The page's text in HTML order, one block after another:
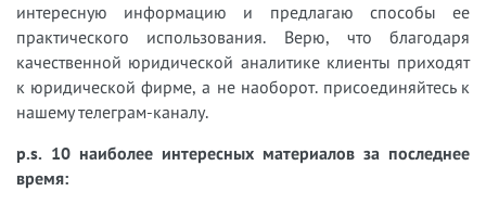
интересную информацию и предлагаю способы ее
практического использования. Верю, что благодаря
качественной юридической аналитике клиенты приходят
к юридической фирме, а не наоборот. присоединяйтесь к
нашему телеграм-каналу.
p.s. 10 наиболее интересных материалов за последнее
время: